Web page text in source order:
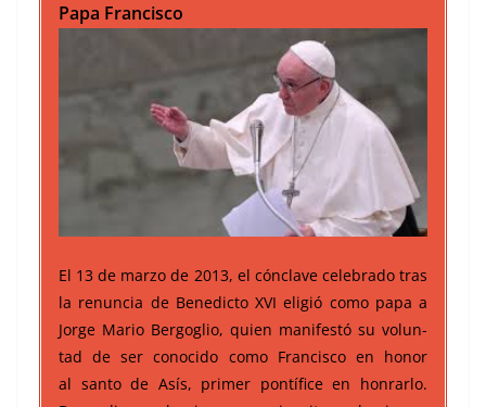
Papa Fran­cis­co
El 13 de mar­zo de 2013, el cón­clave cel­e­bra­do tras
la renun­cia de Bene­dic­to XVI eligió como papa a
Jorge Mario Bergoglio, quien man­i­festó su vol­un­
tad de ser cono­ci­do como Fran­cis­co en hon­or
al san­to de Asís, primer pon­tí­fice en hon­rar­lo.